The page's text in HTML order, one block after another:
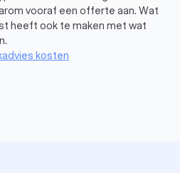
planning. Wil je de beste
een onafhankelijke adviseur je
zonder beperkt te zijn tot
in
vooraf een offerte aan. Wat
heeft ook te maken met wat
kosten